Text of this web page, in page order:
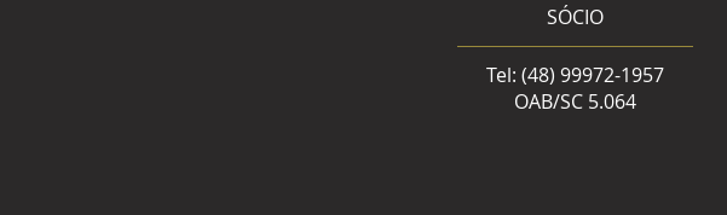
SÓCIO
Tel: (48) 99972-1957
OAB/SC 5.064